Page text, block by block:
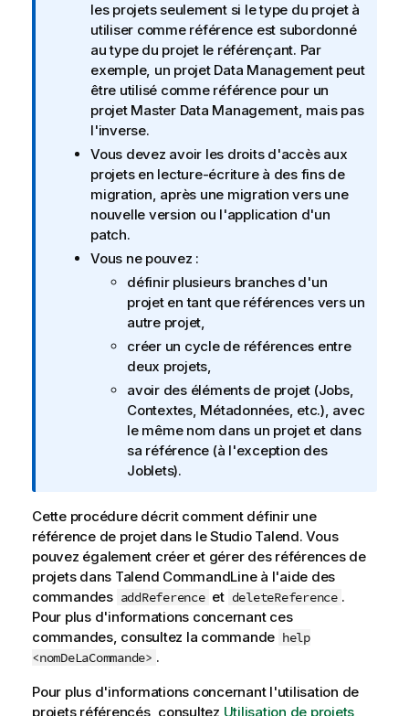
les projets seulement si le type du projet à
utiliser comme référence est subordonné
au type du projet le référençant. Par
exemple, un projet Data Management peut
être utilisé comme référence pour un
projet Master Data Management, mais pas
l'inverse.
Vous devez avoir les droits d'accès aux
projets en lecture-écriture à des fins de
migration, après une migration vers une
nouvelle version ou l'application d'un
patch.
Vous ne pouvez :
définir plusieurs branches d'un
projet en tant que références vers un
autre projet,
créer un cycle de références entre
deux projets,
avoir des éléments de projet (Jobs,
Contextes, Métadonnées, etc.), avec
le même nom dans un projet et dans
sa référence (à l'exception des
Joblets).
Cette procédure décrit comment définir une
référence de projet dans leStudio Talend. Vous
pouvez également créer et gérer des références de
projets dans Talend CommandLineà l'aide des
commandes addReference et deleteReference .
Pour plus d'informations concernant ces
commandes, consultez la commande help
<nomDeLaCommande> .
Pour plus d'informations concernant l'utilisation de
projets référencés, consultez Utilisation de projets